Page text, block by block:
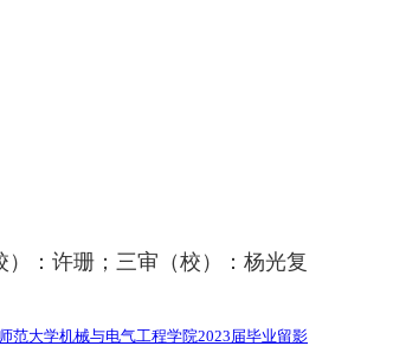
：许珊；三审（校）：杨光复
范大学机械与电气工程学院2023届毕业留影